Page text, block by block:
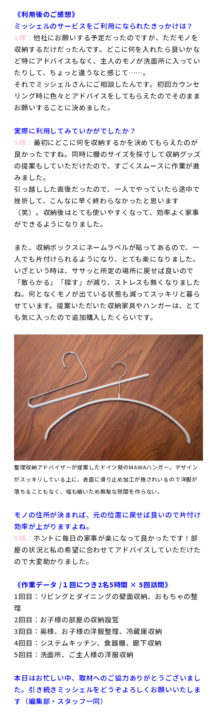
《利用後のご感想》
ミッシェルのサービスをご利用になられたきっかけは？
S様： 他社にお願いする予定だったのですが、ただモノを
収納するだけだったんです。どこに何を入れたら良いかな
ど特にアドバイスもなく、主人のモノが洗面所に入ってい
たりして、ちょっと違うなと感じて……。
それでミッシェルさんにご相談したんです。初回カウンセ
リング時に色々とアドバイスをしてもらえたのでそのまま
お願いすることに決めました。
実際に利用してみていかがでしたか？
S様： 最初にどこに何を収納するかを決めてもらえたのが
良かったですね。同時に棚のサイズを採寸して収納グッズ
の提案もしていただけたので、すごくスムースに作業が進
みました。
引っ越しした直後だったので、一人でやっていたら途中で
挫折して、こんなに早く終わらなかったと思います
（笑）。収納後はとても使いやすくなって、効率よく家事
ができるようになりました。
また、収納ボックスにネームラベルが貼ってあるので、一
人でも片付けられるようになり、とても楽になりました。
いざという時は、ササッと所定の場所に戻せば良いので
「散らかる」「探す」が減り、ストレスも無くなりました
ね。何となくモノが出ている状態も減ってスッキリと暮ら
せています。提案いただいた収納家具やハンガーは、とて
も気に入ったので追加購入したくらいです。
整理収納アドバイザーが提案したドイツ発のMAWAハンガー。デザイン
がスッキリしている上に、表面に滑り止め加工が施されいるので洋服が
落ちることもなく、幅も細いため無駄な隙間を作らない。
モノの住所が決まれば、元の位置に戻せば良いので片付け
効率が上がりますよね。
S様： ホントに毎日の家事が楽になって良かったです！部
屋の状況と私の希望に合わせてアドバイスしていただけた
ので大変助かりました。
《作業データ /１回につき2名5時間 × 5回訪問》
1回目：リビングとダイニングの壁面収納、おもちゃの整
理
2回目：お子様の部屋の収納設営
3回目：奥様、お子様の洋服整理、冷蔵庫収納
4回目：システムキッチン、食器棚、廊下収納
5回目：洗面所、ご主人様の洋服収納
本日はお忙しい中、取材へのご協力ありがとうございまし
た。引き続きミッシェルをどうぞよろしくお願いいたしま
す（編集部・スタッフ一同）